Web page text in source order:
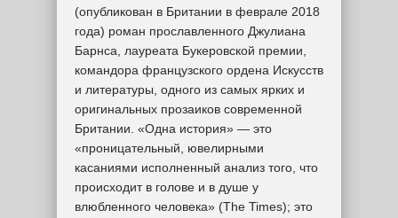
(опубликован в Британии в феврале 2018
года) роман прославленного Джулиана
Барнса, лауреата Букеровской премии,
командора французского ордена Искусств
и литературы, одного из самых ярких и
оригинальных прозаиков современной
Британии. «Одна история» — это
«проницательный, ювелирными
касаниями исполненный анализ того, что
происходит в голове и в душе у
влюбленного человека» (The Times); это